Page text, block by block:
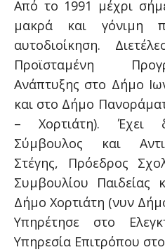
Από το 1991 μέχρι
μακρά και γόνιμη
αυτοδιοίκηση.
Προϊσταμένη
Ανάπτυξης στο Δήμο
και στο Δήμο
– Χορτιάτη). Έχει
Σύμβουλος και
Στέγης, Πρόεδρος
Συμβουλίου Παιδείας
Δήμο Χορτιάτη (νυν
Υπηρέτησε στο
Υπηρεσία Επιτρόπου